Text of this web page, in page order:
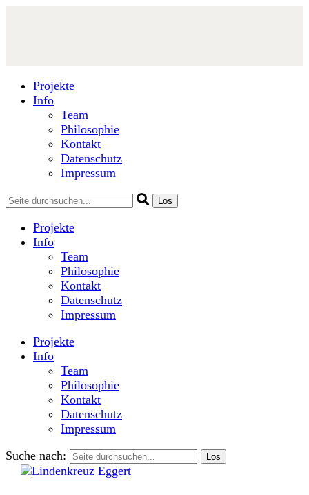
Projekte
Info
Team
Philosophie
Kontakt
Datenschutz
Impressum
Projekte
Info
Team
Philosophie
Kontakt
Datenschutz
Impressum
Projekte
Info
Team
Philosophie
Kontakt
Datenschutz
Impressum
Suche nach: